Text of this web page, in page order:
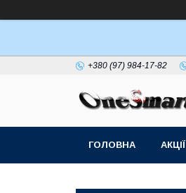
+380 (97) 984-17-82
ГОЛОВНА АКЦІЇ